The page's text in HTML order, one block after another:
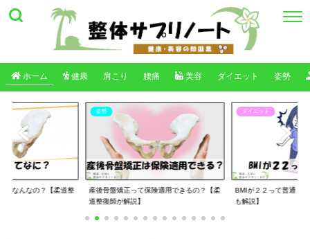
ホーム 健康 肩こり 腰痛 美容 ダイエット 姿勢
いなんなの？【柔道整
姿勢
産後骨盤矯正って保険適用できるの？【柔
道整復師が解説】
ダイエット
BMIが２２って普通？
も解説】